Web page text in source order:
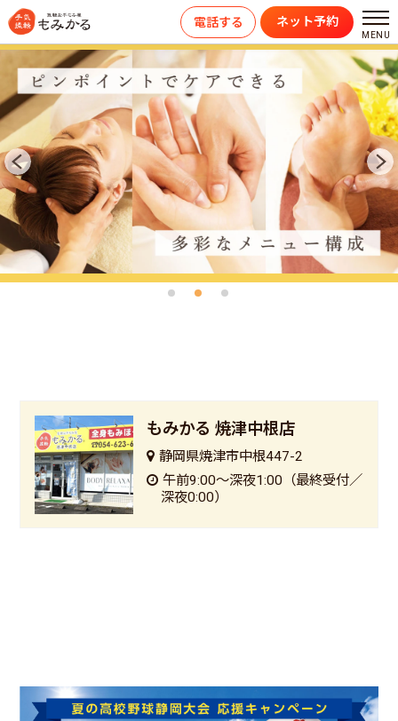
電話する ネット予約
もみかる 焼津中根店
静岡県焼津市中根447-2
午前9:00〜深夜1:00（最終受付／
深夜0:00）